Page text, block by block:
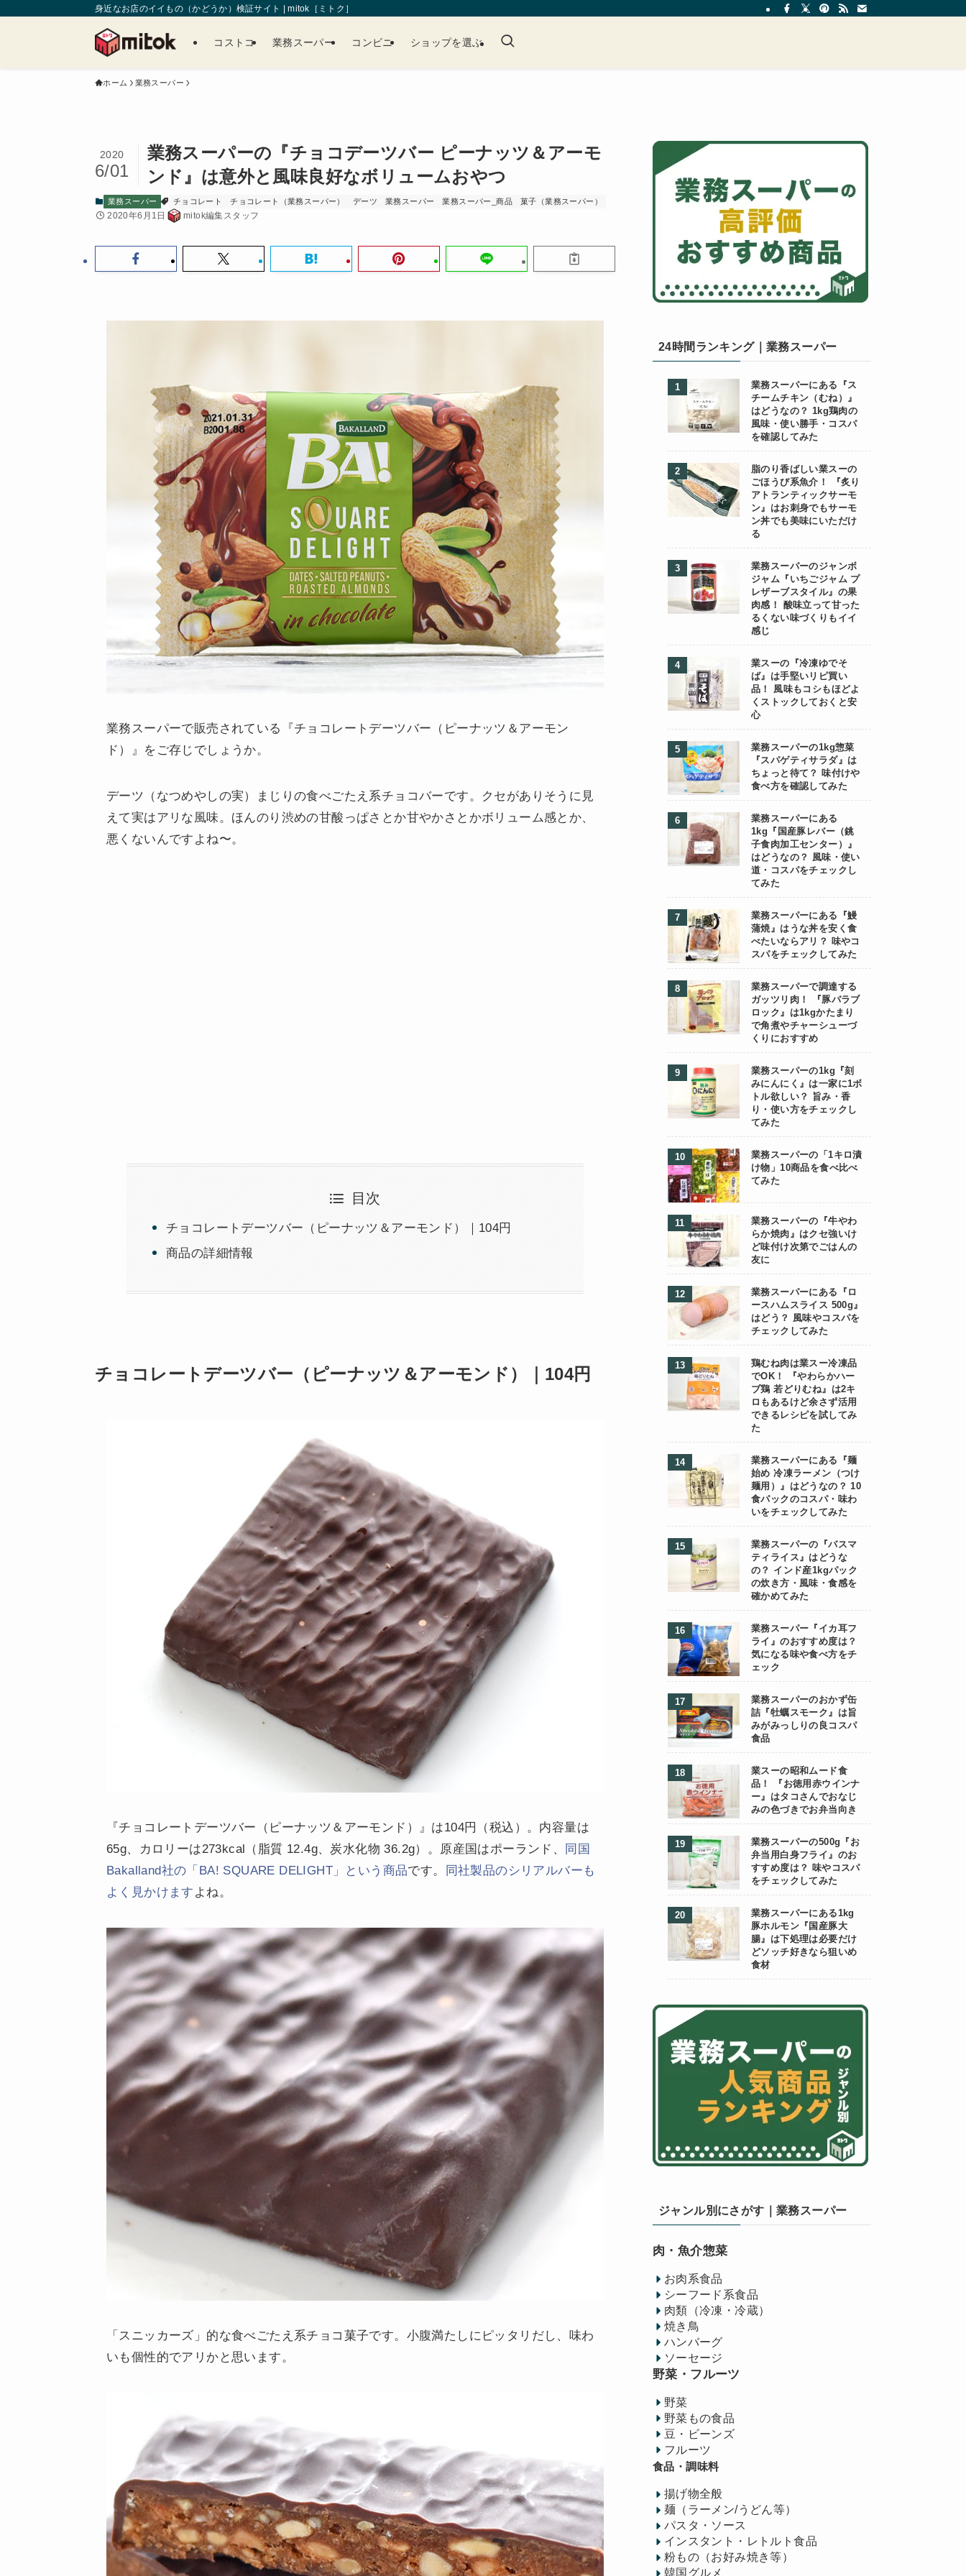
身近なお店のイイもの（かどうか）検証サイト | mitok［ミトク］
コストコ 業務スーパー コンビニ ショップを選ぶ
ホーム 業務スーパー
業務スーパーの『チョコデーツバー ピーナッツ＆アーモ
ンド』は意外と風味良好なボリュームおやつ
2020
6/01
業務スーパー チョコレート チョコレート（業務スーパー） デーツ 業務スーパー 業務スーパー_商品 菓子（業務スーパー）
2020年6月1日 mitok編集スタッフ
業務スーパーで販売されている『チョコレートデーツバー（ピーナッツ＆アーモン
ド）』をご存じでしょうか。
デーツ（なつめやしの実）まじりの食べごたえ系チョコバーです。クセがありそうに見
えて実はアリな風味。ほんのり渋めの甘酸っぱさとか甘やかさとかボリューム感とか、
悪くないんですよね〜。
目次
チョコレートデーツバー（ピーナッツ＆アーモンド）｜104円
商品の詳細情報
チョコレートデーツバー（ピーナッツ＆アーモンド）｜104円
『チョコレートデーツバー（ピーナッツ＆アーモンド）』は104円（税込）。内容量は
65g、カロリーは273kcal（脂質 12.4g、炭水化物 36.2g）。原産国はポーランド、
同国
Bakalland社の「BA! SQUARE DELIGHT」という商品です。
同社製品のシリアルバーも
よく見かけます よね。
「スニッカーズ」的な食べごたえ系チョコ菓子です。小腹満たしにピッタリだし、味わ
いも個性的でアリかと思います。
24時間ランキング｜業務スーパー
業務スーパーにある『ス
チームチキン（むね）』
はどうなの？ 1kg鶏肉の
風味・使い勝手・コスパ
を確認してみた
脂のり香ばしい業スーの
ごほうび系魚介！ 『炙り
アトランティックサーモ
ン』はお刺身でもサーモ
ン丼でも美味にいただけ
る
業務スーパーのジャンボ
ジャム『いちごジャム プ
レザーブスタイル』の果
肉感！ 酸味立って甘った
るくない味づくりもイイ
感じ
業スーの『冷凍ゆでそ
ば』は手堅いリピ買い
品！ 風味もコシもほどよ
くストックしておくと安
心
業務スーパーの1kg惣菜
『スパゲティサラダ』は
ちょっと待て？ 味付けや
食べ方を確認してみた
業務スーパーにある
1kg『国産豚レバー（銚
子食肉加工センター）』
はどうなの？ 風味・使い
道・コスパをチェックし
てみた
業務スーパーにある『鰻
蒲焼』はうな丼を安く食
べたいならアリ？ 味やコ
スパをチェックしてみた
業務スーパーで調達する
ガッツリ肉！ 『豚バラブ
ロック』は1kgかたまり
で角煮やチャーシューづ
くりにおすすめ
業務スーパーの1kg『刻
みにんにく』は一家に1ボ
トル欲しい？ 旨み・香
り・使い方をチェックし
てみた
業務スーパーの「1キロ漬
け物」10商品を食べ比べ
てみた
業務スーパーの『牛やわ
らか焼肉』はクセ強いけ
ど味付け次第でごはんの
友に
業務スーパーにある『ロ
ースハムスライス 500g』
はどう？ 風味やコスパを
チェックしてみた
鶏むね肉は業スー冷凍品
でOK！ 『やわらかハー
ブ鶏 若どりむね』は2キ
ロもあるけど余さず活用
できるレシピを試してみ
た
業務スーパーにある『麺
始め 冷凍ラーメン（つけ
麺用）』はどうなの？ 10
食パックのコスパ・味わ
いをチェックしてみた
業務スーパーの『バスマ
ティライス』はどうな
の？ インド産1kgパック
の炊き方・風味・食感を
確かめてみた
業務スーパー『イカ耳フ
ライ』のおすすめ度は？
気になる味や食べ方をチ
ェック
業務スーパーのおかず缶
詰『牡蠣スモーク』は旨
みがみっしりの良コスパ
食品
業スーの昭和ムード食
品！ 『お徳用赤ウインナ
ー』はタコさんでおなじ
みの色づきでお弁当向き
業務スーパーの500g『お
弁当用白身フライ』のお
すすめ度は？ 味やコスパ
をチェックしてみた
業務スーパーにある1kg
豚ホルモン『国産豚大
腸』は下処理は必要だけ
どソッチ好きなら狙いめ
食材
ジャンル別にさがす｜業務スーパー
肉・魚介惣菜
お肉系食品
シーフード系食品
肉類（冷凍・冷蔵）
焼き鳥
ハンバーグ
ソーセージ
野菜・フルーツ
野菜
野菜もの食品
豆・ビーンズ
フルーツ
食品・調味料
揚げ物全般
麺（ラーメン/うどん等）
パスタ・ソース
インスタント・レトルト食品
粉もの（お好み焼き等）
韓国グルメ